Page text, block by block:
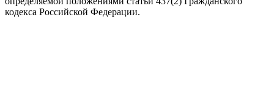
кодекса Российской Федерации.